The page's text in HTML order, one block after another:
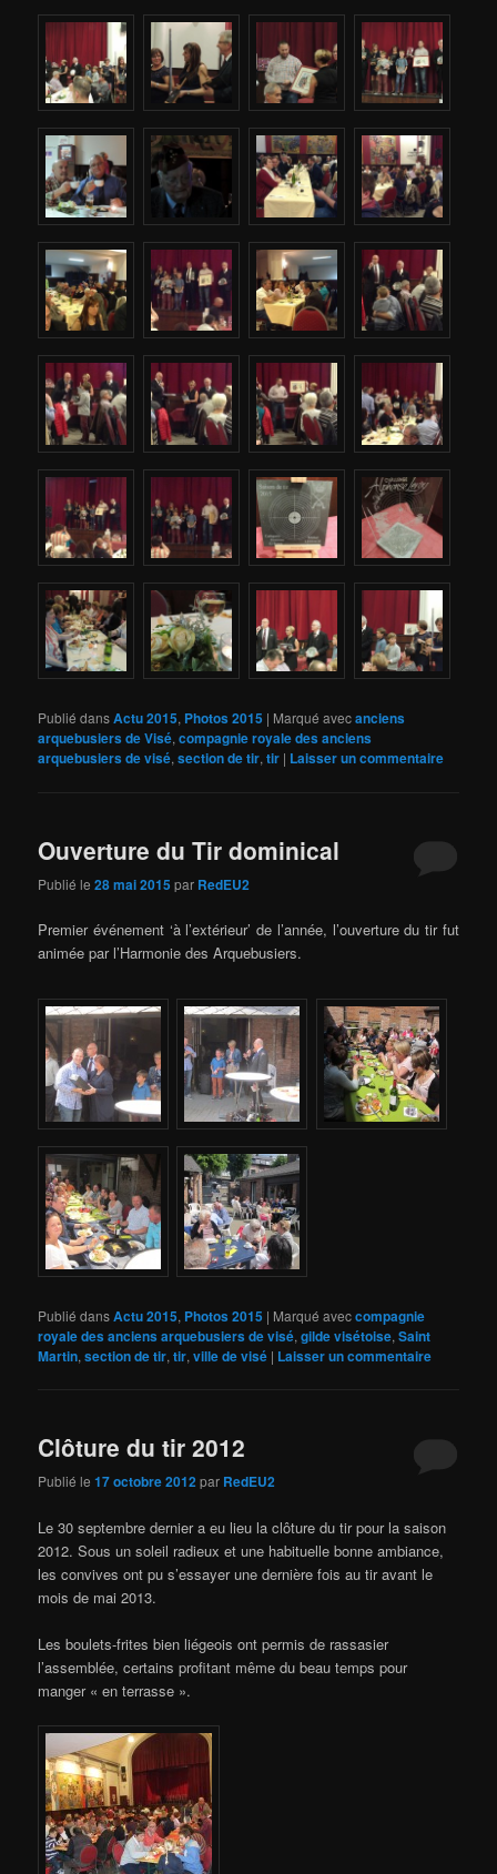
Publié dansActu 2015, Photos 2015 | Marqué avecanciens
arquebusiers de Visé,compagnie royale des anciens
arquebusiers de visé,section de tir,tir | Laisser un commentaire
Ouverture du Tir dominical
Publié le28 mai 2015 par RedEU2
Premier événement ‘à l’extérieur’ de l’année, l’ouverture du tir fut
animée par l’Harmonie des Arquebusiers.
Publié dansActu 2015, Photos 2015 | Marqué aveccompagnie
royale des anciens arquebusiers de visé,gilde visétoise,Saint
Martin,section de tir,tir,ville de visé | Laisser un commentaire
Clôture du tir 2012
Publié le17 octobre 2012par RedEU2
Le 30 septembre dernier a eu lieu la clôture du tir pour la saison
2012. Sous un soleil radieux et une habituelle bonne ambiance,
les convives ont pu s’essayer une dernière fois au tir avant le
mois de mai 2013.
Les boulets-frites bien liégeois ont permis de rassasier
l’assemblée, certains profitant même du beau temps pour
manger « en terrasse ».